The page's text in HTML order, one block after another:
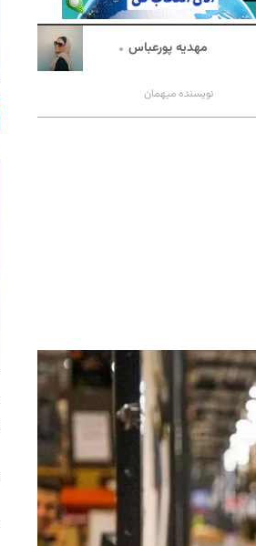
مهدیه پورعباس
نویسنده میهمان